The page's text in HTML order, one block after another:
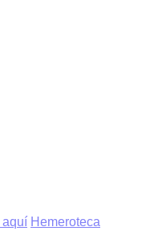
aquí Hemeroteca